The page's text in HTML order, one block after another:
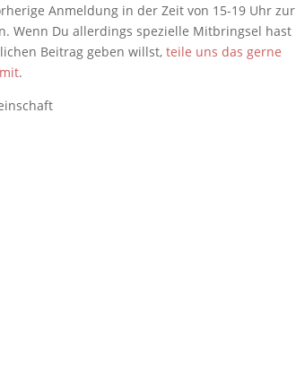
Anmeldung in der Zeit von 15-19 Uhr zur
Wenn Du allerdings spezielle Mitbringsel hast
Beitrag geben willst, teile uns das gerne
.